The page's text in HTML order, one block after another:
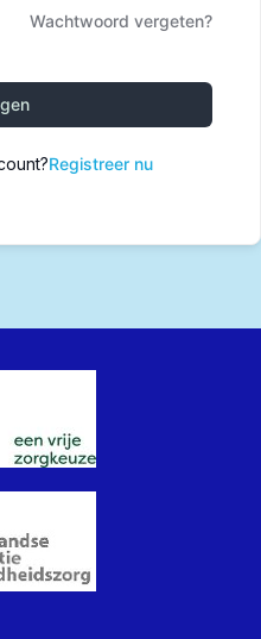
Wachtwoord vergeten?
Registreer nu